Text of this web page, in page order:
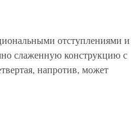
отступлениями и
слаженную конструкцию с
напротив, может